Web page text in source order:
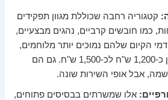
קטגוריה רחבה שכוללת מגוון תפקידים
כמו חובשים קרביים, נהגים מבצעיים,
דמי הקיום שלהם נמוכים יותר מלוחמים,
ונעים לרוב בין כ-1,200 ש"ח לכ-1,500 ש"ח. גם הם
אבל אופי השירות שונה.
אלו שמשרתים בבסיסים פתוחים,